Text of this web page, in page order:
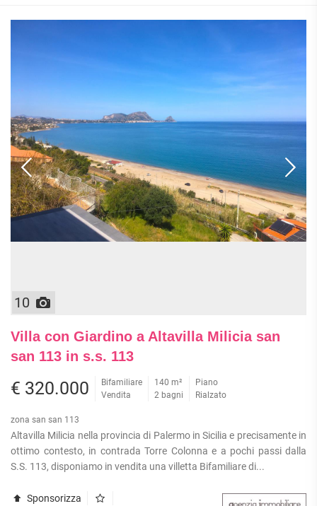
10
Villa con Giardino a Altavilla Milicia san
san 113 in s.s. 113
€ 320.000
Bifamiliare
Vendita
140 m²
2 bagni
Piano
Rialzato
zona san san 113
Altavilla Milicia nella provincia di Palermo in Sicilia e precisamente in
ottimo contesto, in contrada Torre Colonna e a pochi passi dalla
S.S. 113, disponiamo in vendita una villetta Bifamiliare di...
Sponsorizza